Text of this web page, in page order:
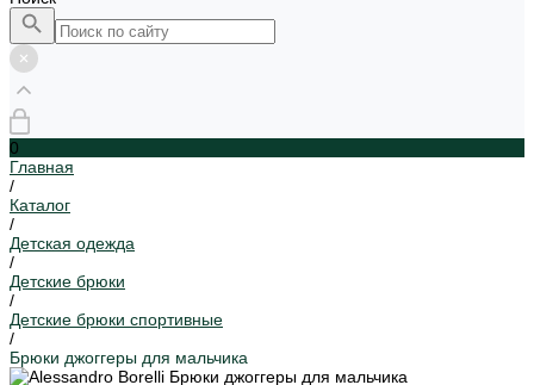
0
Главная
/
Каталог
/
Детская одежда
/
Детские брюки
/
Детские брюки спортивные
/
Брюки джоггеры для мальчика